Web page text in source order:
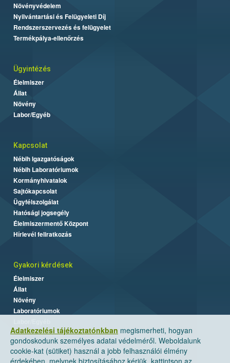
Adatkezelési tájékoztatónkban megismerheti, hogyan
gondoskodunk személyes adatai védelméről. Weboldalunk
cookie-kat (sütiket) használ a jobb felhasználói élmény
érdekében, melynek biztosításához kérjük, kattintson az
Növényvédelem
Nyilvántartási és Felügyeleti Díj
Rendszerszervezés és felügyelet
Termékpálya-ellenőrzés
Ügyintézés
Élelmiszer
Állat
Növény
Labor/Egyéb
Kapcsolat
Nébih Igazgatóságok
Nébih Laboratóriumok
Kormányhivatalok
Sajtókapcsolat
Ügyfélszolgálat
Hatósági jogsegély
Élelmiszermentő Központ
Hírlevél feliratkozás
Gyakori kérdések
Élelmiszer
Állat
Növény
Laboratóriumok